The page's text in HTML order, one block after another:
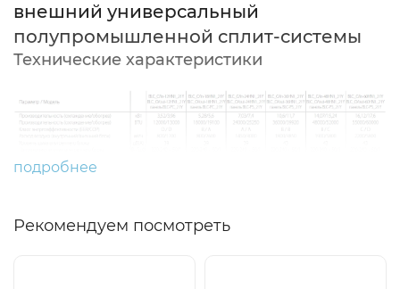
внешний универсальный
полупромышленной сплит-системы
Технические характеристики
подробнее
Рекомендуем посмотреть